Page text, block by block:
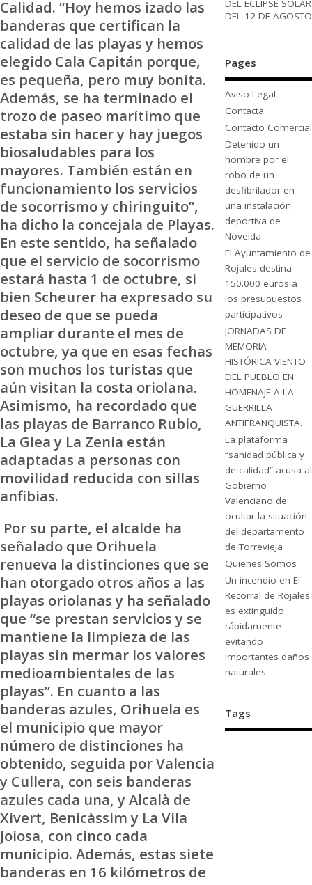
Calidad. “Hoy hemos izado las
banderas que certifican la
calidad de las playas y hemos
elegido Cala Capitán porque,
es pequeña, pero muy bonita.
Además, se ha terminado el
trozo de paseo marítimo que
estaba sin hacer y hay juegos
biosaludables para los
mayores. También están en
funcionamiento los servicios
de socorrismo y chiringuito”,
ha dicho la concejala de Playas.
En este sentido, ha señalado
que el servicio de socorrismo
estará hasta 1 de octubre, si
bien Scheurer ha expresado su
deseo de que se pueda
ampliar durante el mes de
octubre, ya que en esas fechas
son muchos los turistas que
aún visitan la costa oriolana.
Asimismo, ha recordado que
las playas de Barranco Rubio,
La Glea y La Zenia están
adaptadas a personas con
movilidad reducida con sillas
anfibias.
Por su parte, el alcalde ha
señalado que Orihuela
renueva la distinciones que se
han otorgado otros años a las
playas oriolanas y ha señalado
que “se prestan servicios y se
mantiene la limpieza de las
playas sin mermar los valores
medioambientales de las
playas”. En cuanto a las
banderas azules, Orihuela es
el municipio que mayor
número de distinciones ha
obtenido, seguida por Valencia
y Cullera, con seis banderas
azules cada una, y Alcalà de
Xivert, Benicàssim y La Vila
Joiosa, con cinco cada
municipio. Además, estas siete
banderas en 16 kilómetros de
DEL ECLIPSE SOLAR
DEL 12 DE AGOSTO
Pages
Aviso Legal
Contacta
Contacto Comercial
Detenido un
hombre por el
robo de un
desfibrilador en
una instalación
deportiva de
Novelda
El Ayuntamiento de
Rojales destina
150.000 euros a
los presupuestos
participativos
JORNADAS DE
MEMORIA
HISTÓRICA VIENTO
DEL PUEBLO EN
HOMENAJE A LA
GUERRILLA
ANTIFRANQUISTA.
La plataforma
“sanidad pública y
de calidad” acusa al
Gobierno
Valenciano de
ocultar la situación
del departamento
de Torrevieja
Quienes Somos
Un incendio en El
Recorral de Rojales
es extinguido
rápidamente
evitando
importantes daños
naturales
Tags